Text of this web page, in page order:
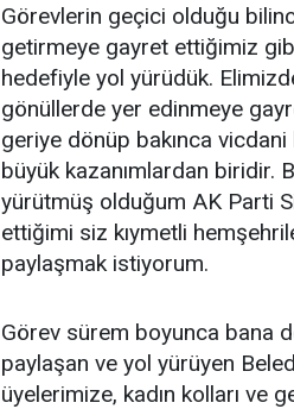
Görevlerin geçici olduğu
getirmeye gayret ettiğimiz
hedefiyle yol yürüdük.
gönüllerde yer edinmeye
geriye dönüp bakınca
büyük kazanımlardan biridir.
yürütmüş olduğum AK Parti
ettiğimi siz kıymetli
paylaşmak istiyorum.
Görev sürem boyunca bana
paylaşan ve yol yürüyen
üyelerimize, kadın kolları ve